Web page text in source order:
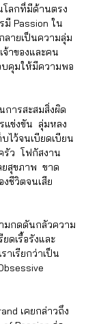
ลกที่มีด้านตรง
มี Passion ใน
ลายเป็นความลุ่ม
จ้าของและคน
บคุมให้มีความพอ
การสะสมสิ่งผิด
ข่งขัน  ลุ่มหลง
ไว้จนเบียดเบียน
ว  โฟกัสงาน
ยสุขภาพ  ขาด
ชีวิตจนเสีย
มกดดันกลัวความ
ดเรื้อรังและ
าเรียกว่าเป็น
เคยกล่าวถึง